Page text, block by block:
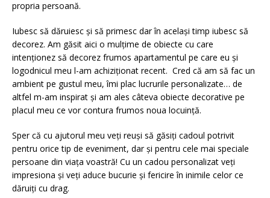
propria persoană.
Iubesc să dăruiesc și să primesc dar în același timp iubesc să
decorez. Am găsit aici o mulțime de obiecte cu care
intenționez să decorez frumos apartamentul pe care eu și
logodnicul meu l-am achiziționat recent. Cred că am să fac un
ambient pe gustul meu, îmi plac lucrurile personalizate… de
altfel m-am inspirat și am ales câteva obiecte decorative pe
placul meu ce vor contura frumos noua locuință.
Sper că cu ajutorul meu veți reuși să găsiți cadoul potrivit
pentru orice tip de eveniment, dar și pentru cele mai speciale
persoane din viața voastră! Cu un cadou personalizat veți
impresiona și veți aduce bucurie și fericire în inimile celor ce
dăruiți cu drag.